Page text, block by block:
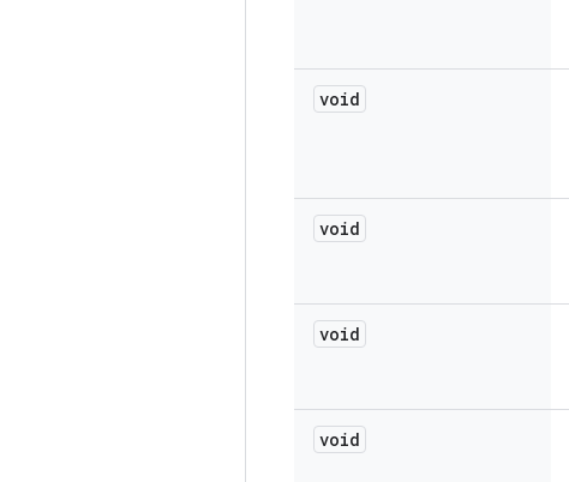
void
void
void
void